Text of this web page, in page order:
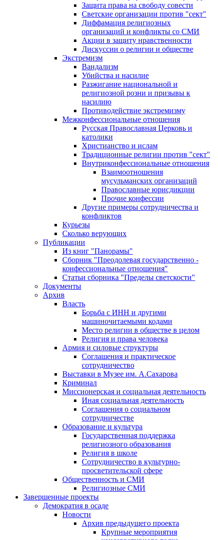
Защита права на свободу совести
Светские организации против "сект"
Диффамация религиозных
организаций и конфликты со СМИ
Акции в защиту нравственности
Дискуссии о религии и обществе
Экстремизм
Вандализм
Убийства и насилие
Разжигание национальной и
религиозной розни и призывы к
насилию
Противодействие экстремизму
Межконфессиональные отношения
Русская Православная Церковь и
католики
Христианство и ислам
Традиционные религии против "сект"
Внутриконфессиональные отношения
Взаимоотношения
мусульманских организаций
Православные юрисдикции
Прочие конфессии
Другие примеры сотрудничества и
конфликтов
Курьезы
Сколько верующих
Публикации
Из книг "Панорамы"
Сборник "Преодолевая государственно -
конфессиональные отношения"
Статьи сборника "Пределы светскости"
Документы
Архив
Власть
Борьба с ИНН и другими
машиночитаемыми кодами
Место религии в обществе в целом
Религия и права человека
Армия и силовые структуры
Соглашения и практическое
сотрудничество
Выставки в Музее им. А.Сахарова
Криминал
Миссионерская и социальная деятельность
Иная социальная деятельность
Соглашения о социальном
сотрудничестве
Образование и культура
Государственная поддержка
религиозного образования
Религия в школе
Сотрудничество в культурно-
просветительской сфере
Общественность и СМИ
Религиозные СМИ
Завершенные проекты
Демократия в осаде
Новости
Архив предыдущего проекта
Крупные мероприятия